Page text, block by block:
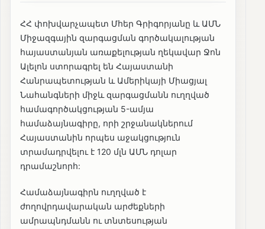
ՀՀ փոխվարչապետ Մհեր Գրիգորյանը և ԱՄՆ
Միջազգային զարգացման գործակալության
հայաստանյան առաքելության ղեկավար Ջոն
Ալելոն ստորագրել են Հայաստանի
Հանրապետության և Ամերիկայի Միացյալ
Նահանգների միջև զարգացմանն ուղղված
համագործակցության 5-ամյա
համաձայնագիրը, որի շրջանակներում
Հայաստանին որպես աջակցություն
տրամադրվելու է 120 մլն ԱՄՆ դոլար
դրամաշնորհ:
Համաձայնագիրն ուղղված է
ժողովրդավարական արժեքների
ամրապնդմանն ու տնտեսության